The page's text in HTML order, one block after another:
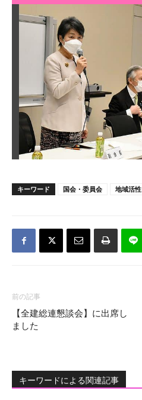
キーワード 国会・委員会 地域活性
前の記事
【全建総連懇談会】に出席し
ました
キーワードによる関連記事